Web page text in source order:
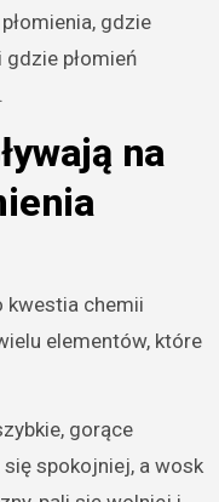
gdzie
płomień
na
kwestia chemii
elementów, które
gorące
spokojniej, a wosk